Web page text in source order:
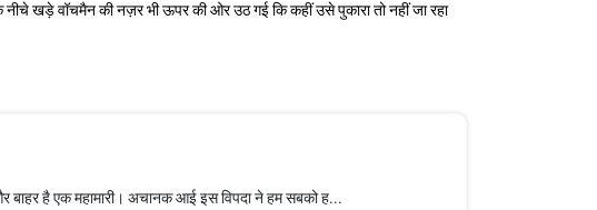
नीचे खड़े वॉचमैन की नज़र भी ऊपर की ओर उठ गई कि कहीं उसे पुकारा तो नहीं जा रहा
है एक महामारी। अचानक आई इस विपदा ने हम सबको ह...